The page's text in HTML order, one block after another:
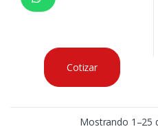
Cotizar
Mostrando 1–25